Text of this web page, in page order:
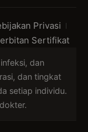
Privasi
Sertifikat
dan
dan tingkat
setiap individu.